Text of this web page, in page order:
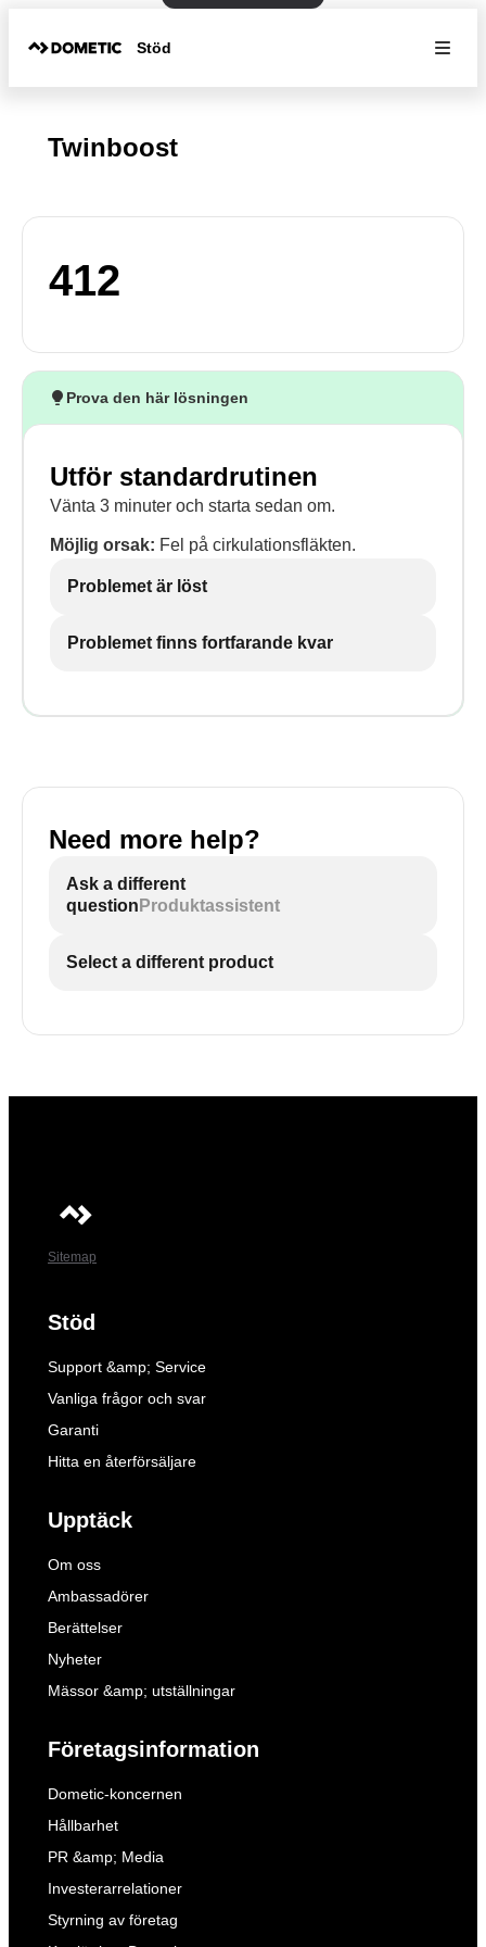
Stöd
Twinboost
412
Prova den här lösningen
Utför standardrutinen
Vänta 3 minuter och starta sedan om.
Möjlig orsak: Fel på cirkulationsfläkten.
Problemet är löst
Problemet finns fortfarande kvar
Need more help?
Ask a different
question Produktassistent
Select a different product
Sitemap
Stöd
Support &amp; Service
Vanliga frågor och svar
Garanti
Hitta en återförsäljare
Upptäck
Om oss
Ambassadörer
Berättelser
Nyheter
Mässor &amp; utställningar
Företagsinformation
Dometic-koncernen
Hållbarhet
PR &amp; Media
Investerarrelationer
Styrning av företag